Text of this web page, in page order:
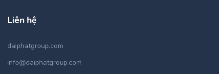
Liên hệ
daiphatgroup.com
info@daiphatgroup.com